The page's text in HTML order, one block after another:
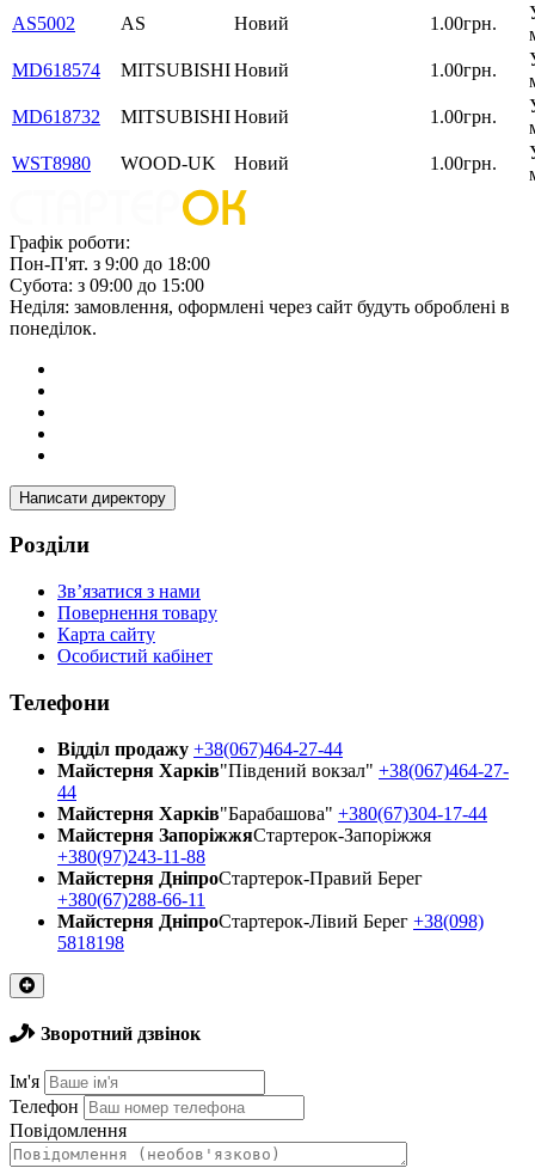
AS5002
AS Новий 1.00грн.
MD618574
MITSUBISHIНовий 1.00грн.
MD618732
MITSUBISHIНовий 1.00грн.
WST8980
WOOD-UK Новий 1.00грн.
Графік роботи:
Пон-П'ят. з 9:00 до 18:00
Субота: з 09:00 до 15:00
Неділя: замовлення, оформлені через сайт будуть оброблені в
понеділок.
Написати директору
Розділи
Зв’язатися з нами
Повернення товару
Карта сайту
Особистий кабінет
Телефони
Відділ продажу +38(067)464-27-44
Майстерня Харків"Південий вокзал" +38(067)464-27-
44
Майстерня Харків"Барабашова" +380(67)304-17-44
Майстерня ЗапоріжжяСтартерок-Запоріжжя
+380(97)243-11-88
Майстерня ДнiпроСтартерок-Правий Берег
+380(67)288-66-11
Майстерня ДнiпроСтартерок-Лівий Берег +38(098)
5818198
Зворотний дзвінок
Ім'я
Телефон
Повідомлення